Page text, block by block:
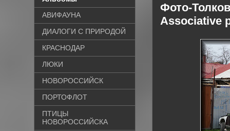
Фото-
Associative
АВИФАУНА
ДИАЛОГИ С ПРИРОДОЙ
КРАСНОДАР
ЛЮКИ
НОВОРОССИЙСК
ПОРТОФЛОТ
ПТИЦЫ
НОВОРОССИЙСКА